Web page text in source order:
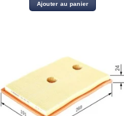
Ajouter au panier